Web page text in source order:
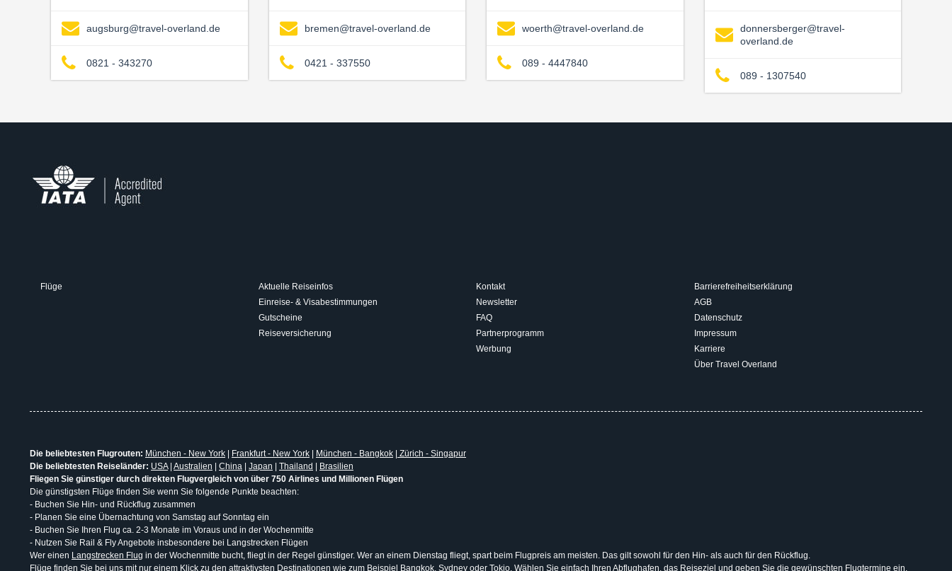
augsburg@travel-overland.de
0821 - 343270
bremen@travel-overland.de
0421 - 337550
woerth@travel-overland.de
089 - 4447840
donnersberger@travel-
overland.de
089 - 1307540
Flüge
Aktuelle Reiseinfos
Einreise- & Visabestimmungen
Gutscheine
Reiseversicherung
Kontakt
Newsletter
FAQ
Partnerprogramm
Werbung
Barrierefreiheitserklärung
AGB
Datenschutz
Impressum
Karriere
Über Travel Overland
Die beliebtesten Flugrouten: München - New York | Frankfurt - New York | München - Bangkok | Zürich - Singapur
Die beliebtesten Reiseländer: USA| Australien | China | Japan | Thailand | Brasilien
Fliegen Sie günstiger durch direkten Flugvergleich von über 750 Airlines und Millionen Flügen
Die günstigsten Flüge finden Sie wenn Sie folgende Punkte beachten:
- Buchen Sie Hin- und Rückflug zusammen
- Planen Sie eine Übernachtung von Samstag auf Sonntag ein
- Buchen Sie Ihren Flug ca. 2-3 Monate im Voraus und in der Wochenmitte
- Nutzen Sie Rail & Fly Angebote insbesondere bei Langstrecken Flügen
Wer einen Langstrecken Flug in der Wochenmitte bucht, fliegt in der Regel günstiger. Wer an einem Dienstag fliegt, spart beim Flugpreis am meisten. Das gilt sowohl für den Hin- als auch für den Rückflug.
Flüge finden Sie bei uns mit nur einem Klick zu den attraktivsten Destinationen wie zum Beispiel Bangkok, Sydney oder Tokio. Wählen Sie einfach Ihren Abflughafen, das Reiseziel und geben Sie die gewünschten Flugtermine ein.